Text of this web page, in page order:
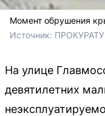
Момент обрушения
Источник:
На улице
девятилетних